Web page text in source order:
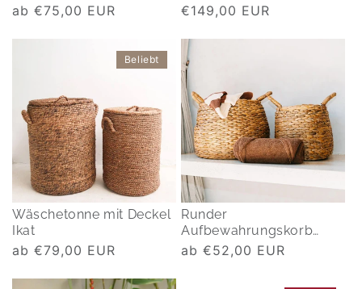
Normaler
ab €75,00 EUR
Normaler
€149,00 EUR
Wäschetonne mit Deckel
Ikat
Normaler
ab €79,00 EUR
Beliebt
Runder
Aufbewahrungskorb
geflochten Citra
Normaler
ab €52,00 EUR